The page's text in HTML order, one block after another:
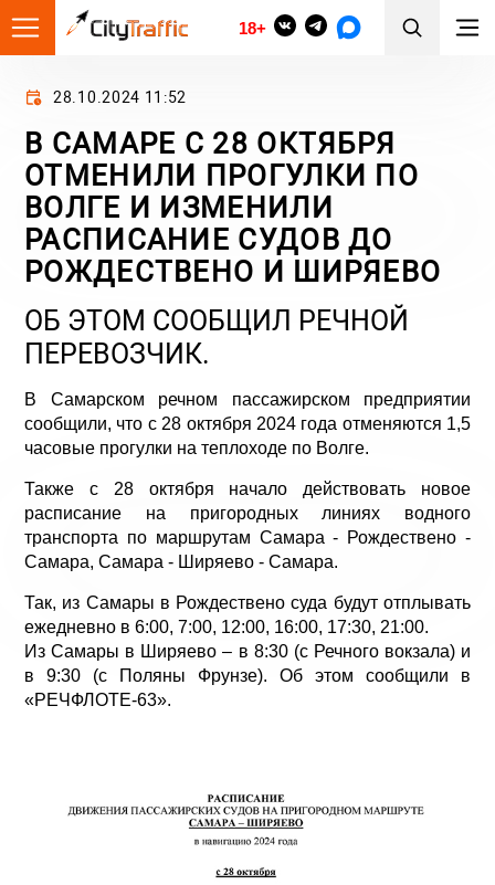
18+
28.10.2024 11:52
В САМАРЕ С 28 ОКТЯБРЯ
ОТМЕНИЛИ ПРОГУЛКИ ПО
ВОЛГЕ И ИЗМЕНИЛИ
РАСПИСАНИЕ СУДОВ ДО
РОЖДЕСТВЕНО И ШИРЯЕВО
ОБ ЭТОМ СООБЩИЛ РЕЧНОЙ
ПЕРЕВОЗЧИК.
В Самарском речном пассажирском предприятии
сообщили, что с 28 октября 2024 года отменяются 1,5
часовые прогулки на теплоходе по Волге.
Также с 28 октября начало действовать новое
расписание на пригородных линиях водного
транспорта по маршрутам Самара - Рождествено -
Самара, Самара - Ширяево - Самара.
Так, из Самары в Рождествено суда будут отплывать
ежедневно в 6:00, 7:00, 12:00, 16:00, 17:30, 21:00.
Из Самары в Ширяево – в 8:30 (с Речного вокзала) и
в 9:30 (с Поляны Фрунзе). Об этом сообщили в
«РЕЧФЛОТЕ-63».